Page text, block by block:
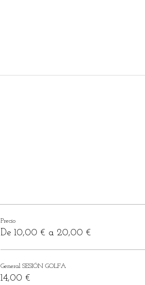
Precio
De 10,00 € a 20,00 €
General SESIÓN GOLFA
14,00 €